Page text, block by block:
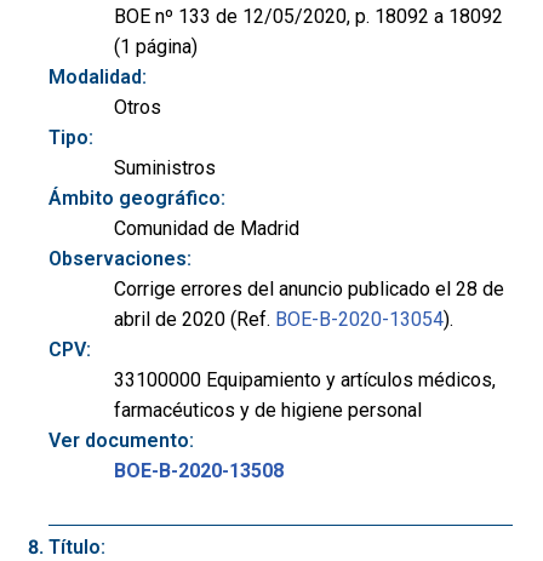
BOE nº 133 de 12/05/2020, p. 18092 a 18092
(1 página)
Modalidad:
Otros
Tipo:
Suministros
Ámbito geográfico:
Comunidad de Madrid
Observaciones:
Corrige errores del anuncio publicado el 28 de
abril de 2020 (Ref. BOE-B-2020-13054).
CPV:
33100000 Equipamiento y artículos médicos,
farmacéuticos y de higiene personal
Ver documento:
BOE-B-2020-13508
Título: